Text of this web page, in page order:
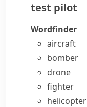
test pilot
Wordfinder
aircraft
bomber
drone
fighter
helicopter